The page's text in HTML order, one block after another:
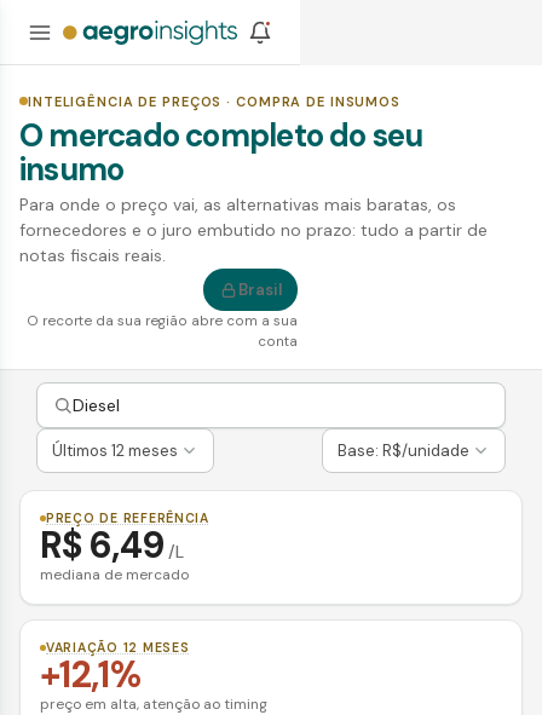
INTELIGÊNCIA DE PREÇOS · COMPRA DE INSUMOS
O mercado completo do seu
insumo
Para onde o preço vai, as alternativas mais baratas, os
fornecedores e o juro embutido no prazo: tudo a partir de
notas fiscais reais.
Brasil
O recorte da sua região abre com a sua
conta
Últimos 12 meses Base: R$/unidade
PREÇO DE REFERÊNCIA
R$ 6,49 /L
mediana de mercado
VARIAÇÃO 12 MESES
+12,1%
preço em alta, atenção ao timing